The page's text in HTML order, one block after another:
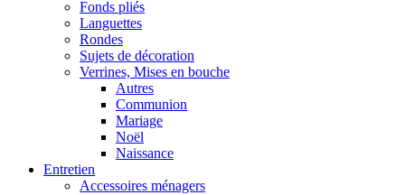
Fonds pliés
Languettes
Rondes
Sujets de décoration
Verrines, Mises en bouche
Autres
Communion
Mariage
Noël
Naissance
Entretien
Accessoires ménagers